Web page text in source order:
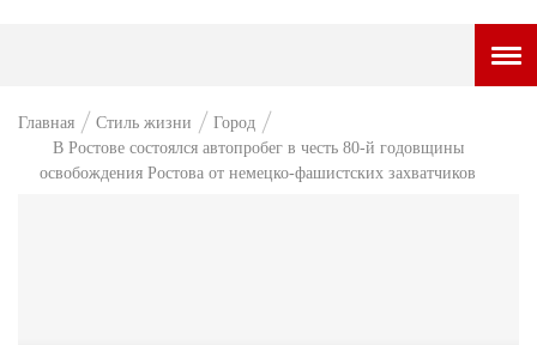
НОВОСТИ
Главная Стиль жизни
Город
В Ростове состоялся автопробег в честь 80-й годовщины
освобождения Ростова от немецко-фашистских захватчиков